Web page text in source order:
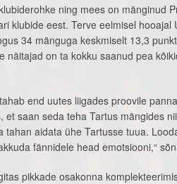
ning mees on mänginud
klubide eest. Terve eelmisel hooajal
34 mänguga keskmiselt 13,3
näitajad on ta kokku saanud pea
end uutes liigades proovile
saan seda teha Tartus mängides
tahan aidata ühe Tartusse tuua.
fännidele head emotsiooni,“
pikkade osakonna